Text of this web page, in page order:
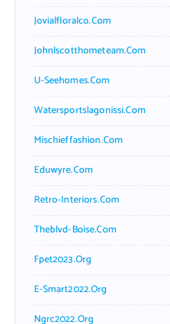
Jovialfloralco.com
Johnlscotthometeam.com
U-Seehomes.com
Watersportslagonissi.com
Mischieffashion.com
Eduwyre.com
Retro-Interiors.com
Theblvd-Boise.com
Fpet2023.org
E-Smart2022.org
Ngrc2022.org